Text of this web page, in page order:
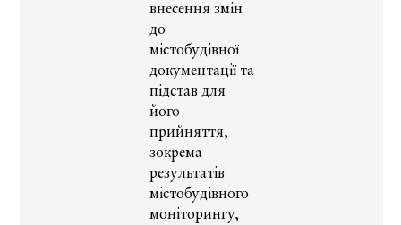
внесення змін
до
містобудівної
документації та
підстав для
його
прийняття,
зокрема
результатів
містобудівного
моніторингу,